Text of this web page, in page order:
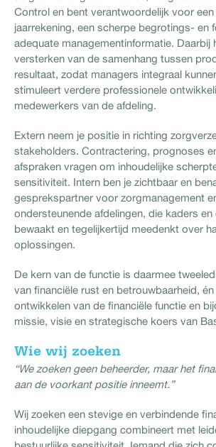
Control en bent verantwoordelijk voor
jaarrekening, een scherpe begrotings- en
adequate managementinformatie. Daarbij
versterken van de samenhang tussen
resultaat, zodat managers integraal
stimuleert verdere professionele
medewerkers van de afdeling.
Extern neem je positie in richting
stakeholders. Contractering, prognoses
afspraken vragen om inhoudelijke
sensitiviteit. Intern ben je zichtbaar en
gesprekspartner voor zorgmanagement
ondersteunende afdelingen, die kaders en
bewaakt en tegelijkertijd meedenkt over
oplossingen.
De kern van de functie is daarmee
van financiële rust en betrouwbaarheid,
ontwikkelen van de financiële functie en
missie, visie en strategische koers van
Wie wij zoeken
“We zoeken geen beheerder, maar het
aan de voorkant positie inneemt.”
Wij zoeken een stevige en verbindende
inhoudelijke diepgang combineert met